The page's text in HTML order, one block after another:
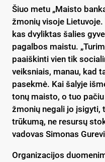
Šiuo metu „Maisto
žmonių visoje
kas dvyliktas šalies
pagalbos maistu.
paaiškinti vien tik
veiksniais, manau, kad
pasekmė. Kai šalyje
tonų maisto, o tuo
žmonių negali jo įsigyti,
trūkumą, ne resursų
vadovas Simonas
Organizacijos